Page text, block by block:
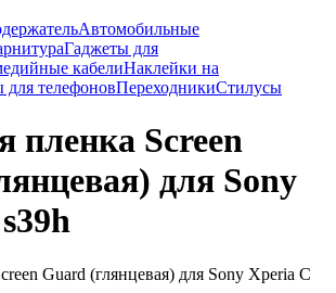
Автомобильные
Гаджеты для
кабелиНаклейки на
телефоновПереходникиСтилусы
пленка Screen
для Sony
Guard (глянцевая) для Sony Xperia C